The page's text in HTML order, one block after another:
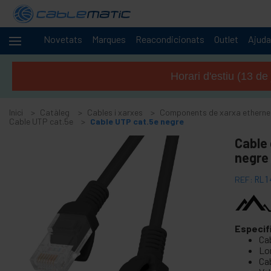
Novetats Marques Reacondicionats Outlet Ajuda
Cables -
Accessoris i targetes FireWire
+
Adaptador i accessoris ATA IDE
Adaptador i accessoris Bluetooth
Adaptador i targeta port paral · lel
Adaptador i targeta port sèrie
cable BCC
Cable i adaptador MIDI
Cables USB i accessoris USB
Cables de xarxa per a CISCO
Horari d'estiu (13
Inici Catàleg Cables i xarxes Components de xarxa
Cable UTP cat.5e
Cable UTP cat.5e negre
negre
REF: